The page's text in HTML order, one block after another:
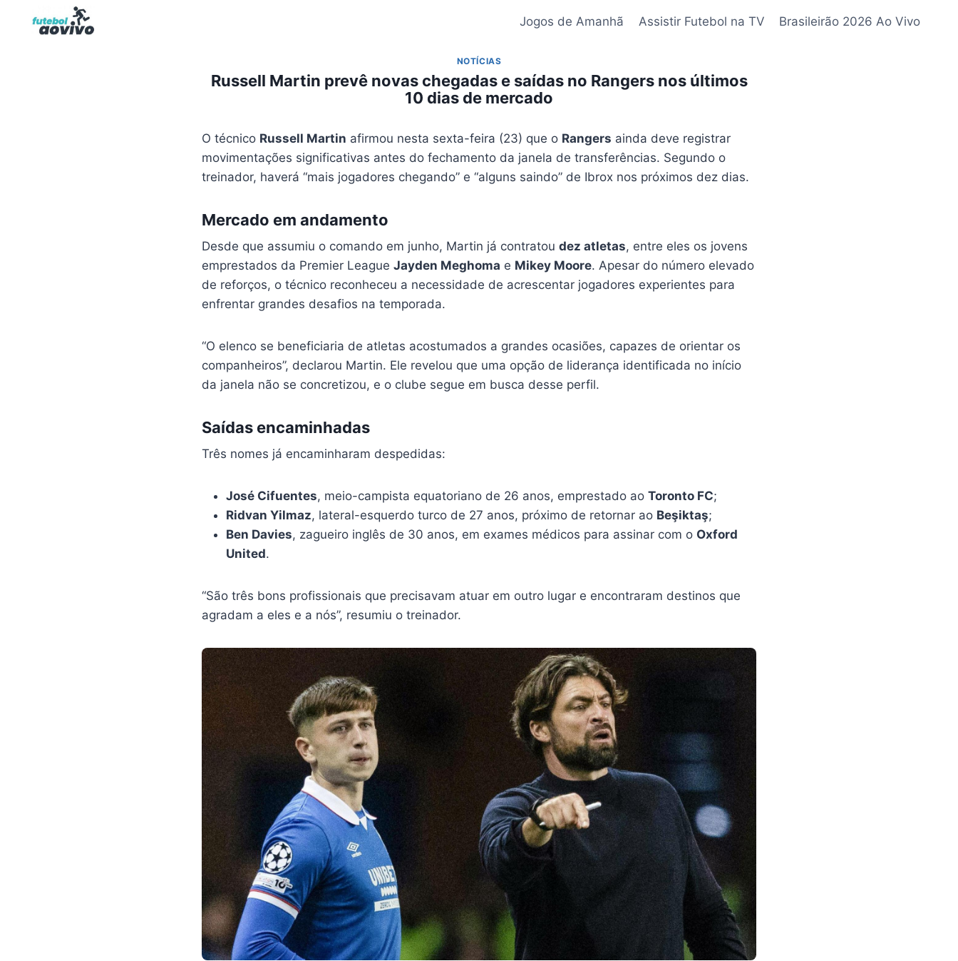
Jogos de Amanhã Assistir Futebol na TV Brasileirão 2026 Ao Vivo
NOTÍCIAS
Russell Martin prevê novas chegadas e saídas no Rangers nos últimos
10 dias de mercado
O técnico Russell Martin afirmou nesta sexta-feira (23) que o Rangers ainda deve registrar
movimentações significativas antes do fechamento da janela de transferências. Segundo o
treinador, haverá “mais jogadores chegando” e “alguns saindo” de Ibrox nos próximos dez dias.
Mercado em andamento
Desde que assumiu o comando em junho, Martin já contratou dez atletas, entre eles os jovens
emprestados da Premier League Jayden Meghoma e Mikey Moore. Apesar do número elevado
de reforços, o técnico reconheceu a necessidade de acrescentar jogadores experientes para
enfrentar grandes desafios na temporada.
“O elenco se beneficiaria de atletas acostumados a grandes ocasiões, capazes de orientar os
companheiros”, declarou Martin. Ele revelou que uma opção de liderança identificada no início
da janela não se concretizou, e o clube segue em busca desse perfil.
Saídas encaminhadas
Três nomes já encaminharam despedidas:
José Cifuentes, meio-campista equatoriano de 26 anos, emprestado ao Toronto FC;
Ridvan Yilmaz, lateral-esquerdo turco de 27 anos, próximo de retornar ao Beşiktaş;
Ben Davies, zagueiro inglês de 30 anos, em exames médicos para assinar com o Oxford
United.
“São três bons profissionais que precisavam atuar em outro lugar e encontraram destinos que
agradam a eles e a nós”, resumiu o treinador.